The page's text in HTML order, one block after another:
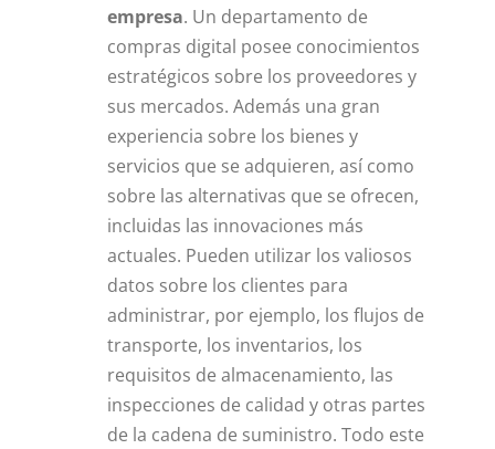
empresa. Un departamento de
compras digital posee conocimientos
estratégicos sobre los proveedores y
sus mercados. Además una gran
experiencia sobre los bienes y
servicios que se adquieren, así como
sobre las alternativas que se ofrecen,
incluidas las innovaciones más
actuales. Pueden utilizar los valiosos
datos sobre los clientes para
administrar, por ejemplo, los flujos de
transporte, los inventarios, los
requisitos de almacenamiento, las
inspecciones de calidad y otras partes
de la cadena de suministro. Todo este